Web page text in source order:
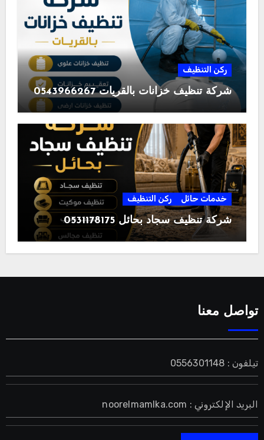
ركن التنظيف
شركة تنظيف خزانات بالقريات 0543966267
خدمات حائل ركن التنظيف
شركة تنظيف سجاد بحائل 0531178175
تواصل معنا
تيلفون : 0556301148
البريد الإلكتروني : noorelmamlka.com